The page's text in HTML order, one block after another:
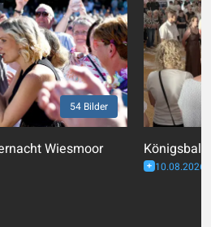
54 Bilder
Wiesmoor Königsball
10.08.2026